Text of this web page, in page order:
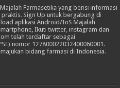
Farmasetika yang berisi informasi
Sign Up untuk bergabung di
aplikasi Android/IoS Majalah
Ikuti twitter, instagram dan
telah terdaftar sebagai
nomor 127800022032400060001.
bidang farmasi di Indonesia.